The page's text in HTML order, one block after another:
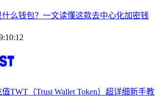
什么钱包？一文读懂这款去中心化加密钱
值TWT（Trust Wallet Token）超详细新手教